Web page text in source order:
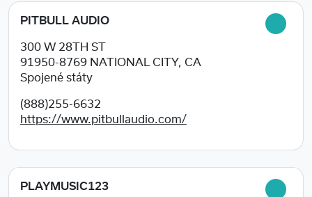
PITBULL AUDIO
300 W 28TH ST
91950-8769 NATIONAL CITY, CA
Spojené státy
(888)255-6632
https://www.pitbullaudio.com/
PLAYMUSIC123